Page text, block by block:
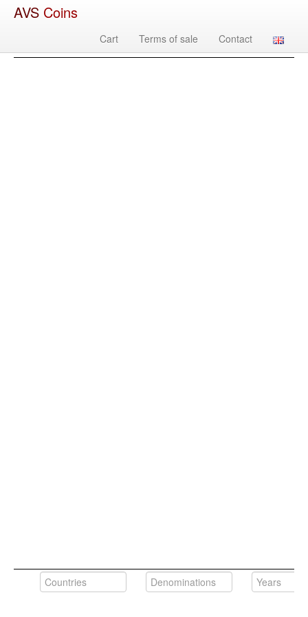
AVS Coins
Cart Terms of sale Contact
Country Denomination Year